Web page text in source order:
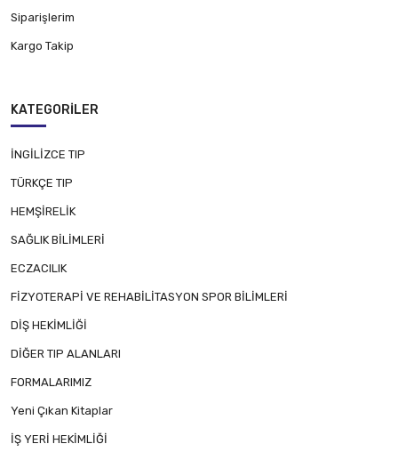
Siparişlerim
Kargo Takip
KATEGORILER
İNGİLİZCE TIP
TÜRKÇE TIP
HEMŞİRELİK
SAĞLIK BİLİMLERİ
ECZACILIK
FİZYOTERAPİ VE REHABİLİTASYON SPOR BİLİMLERİ
DİŞ HEKİMLİĞİ
DİĞER TIP ALANLARI
FORMALARIMIZ
Yeni Çıkan Kitaplar
İŞ YERİ HEKİMLİĞİ